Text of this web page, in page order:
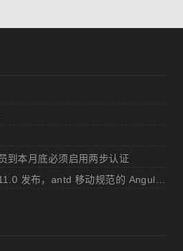
到本月底必须启用两步认证